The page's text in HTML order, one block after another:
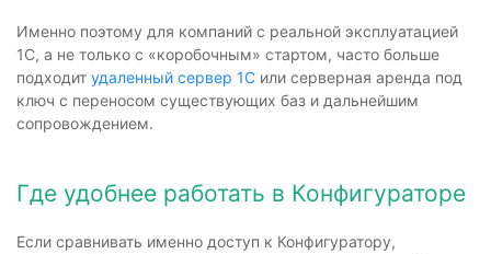
Именно поэтому для компаний с реальной эксплуатацией
1С, а не только с «коробочным» стартом, часто больше
подходит удаленный сервер 1С или серверная аренда под
ключ с переносом существующих баз и дальнейшим
сопровождением.
Где удобнее работать в Конфигураторе
Если сравнивать именно доступ к Конфигуратору,